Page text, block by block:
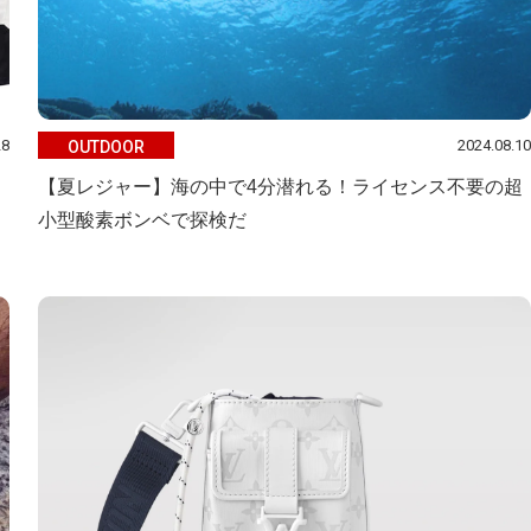
OUTDOOR 2024.08.10
【夏レジャー】海の中で4分潜れる！ライセンス不要の超
小型酸素ボンベで探検だ